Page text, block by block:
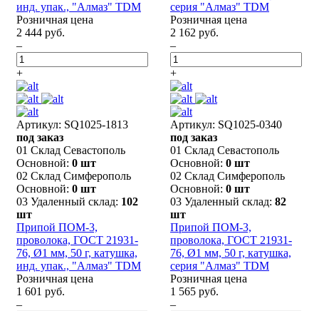
инд. упак., "Алмаз" TDM
Розничная цена
2 444 руб.
–
+
серия "Алмаз" TDM
Розничная цена
2 162 руб.
–
+
Артикул: SQ1025-1813
под заказ
01 Склад Севастополь
Основной: 0 шт
02 Склад Симферополь
Основной: 0 шт
03 Удаленный склад: 102
шт
Припой ПОМ-3,
проволока, ГОСТ 21931-
76, Ø1 мм, 50 г, катушка,
инд. упак., "Алмаз" TDM
Розничная цена
1 601 руб.
–
Артикул: SQ1025-0340
под заказ
01 Склад Севастополь
Основной: 0 шт
02 Склад Симферополь
Основной: 0 шт
03 Удаленный склад: 82
шт
Припой ПОМ-3,
проволока, ГОСТ 21931-
76, Ø1 мм, 50 г, катушка,
серия "Алмаз" TDM
Розничная цена
1 565 руб.
–